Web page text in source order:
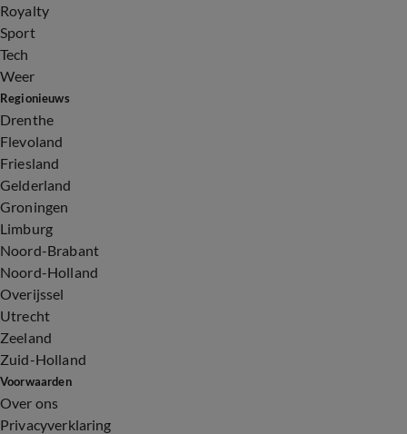
Royalty
Sport
Tech
Weer
Regionieuws
Drenthe
Flevoland
Friesland
Gelderland
Groningen
Limburg
Noord-Brabant
Noord-Holland
Overijssel
Utrecht
Zeeland
Zuid-Holland
Voorwaarden
Over ons
Privacyverklaring